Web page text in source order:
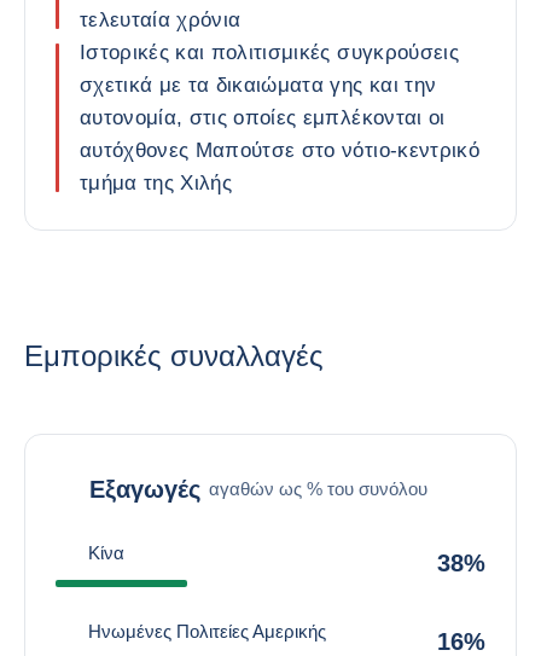
τελευταία χρόνια
Ιστορικές και πολιτισμικές συγκρούσεις
σχετικά με τα δικαιώματα γης και την
αυτονομία, στις οποίες εμπλέκονται οι
αυτόχθονες Μαπούτσε στο νότιο-κεντρικό
τμήμα της Χιλής
Εμπορικές συναλλαγές
Εξαγωγές αγαθών ως % του συνόλου
Κίνα 38%
Ηνωμένες Πολιτείες Αμερικής 16%